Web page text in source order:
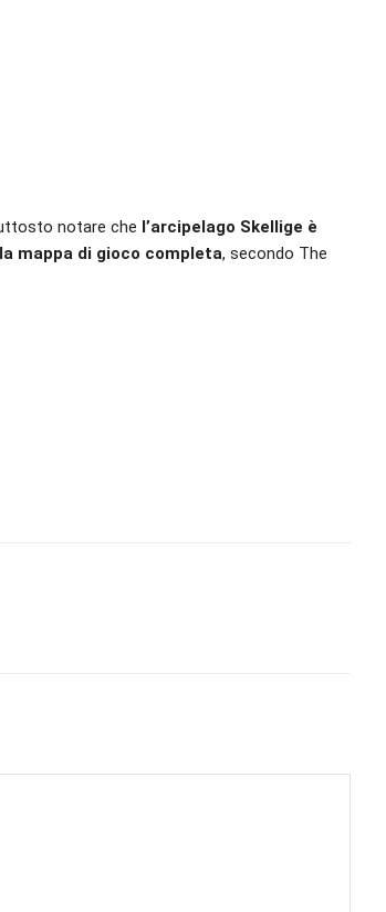
notare che l’arcipelago Skellige è
mappa di gioco completa, secondo The